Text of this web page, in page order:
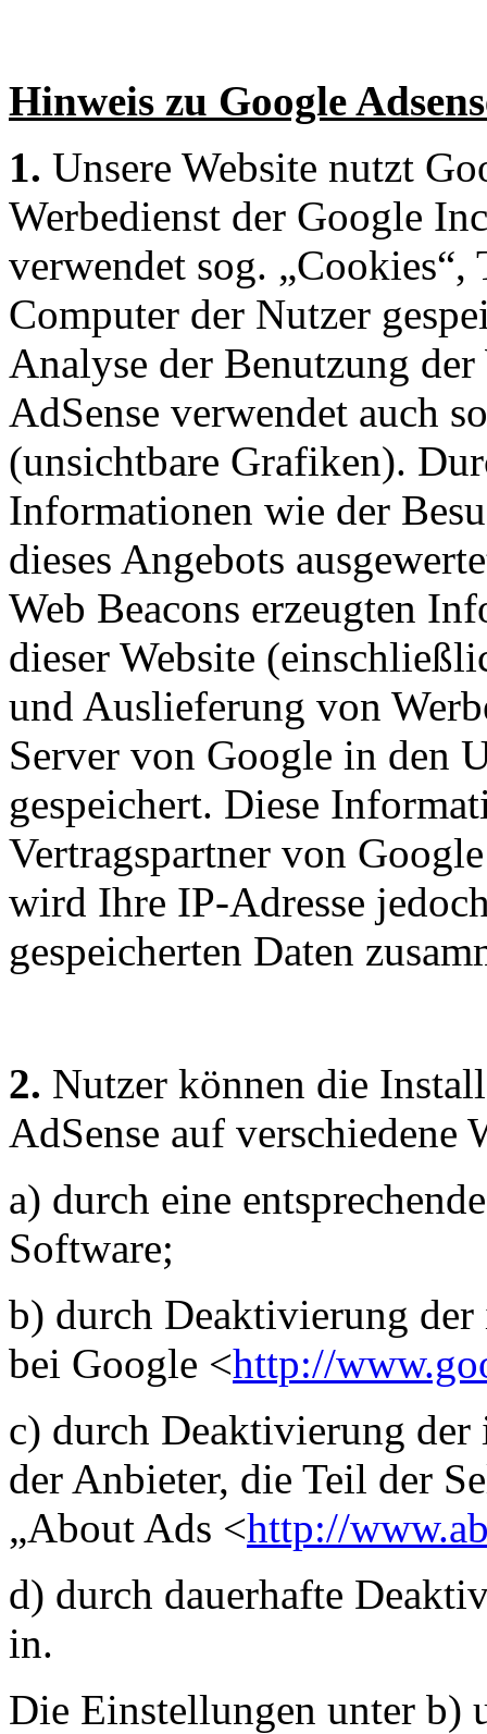
Hinweis zu Google
1. Unsere Website nutzt
Werbedienst der Google
verwendet sog. „Cookies“,
Computer der Nutzer
Analyse der Benutzung
AdSense verwendet auch
(unsichtbare Grafiken).
Informationen wie der
dieses Angebots
Web Beacons erzeugten
dieser Website
und Auslieferung von
Server von Google in den
gespeichert. Diese
Vertragspartner von
wird Ihre IP-Adresse
gespeicherten Daten
2. Nutzer können die
AdSense auf verschiedene
a) durch eine
Software;
b) durch Deaktivierung der
bei Google <http://
c) durch Deaktivierung der
der Anbieter, die Teil der
„About Ads <http://
d) durch dauerhafte
in.
Die Einstellungen unter b)